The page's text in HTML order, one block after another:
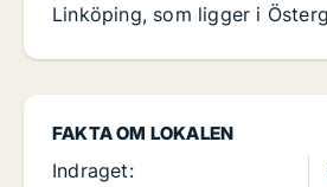
FAKTA OM LOKALEN
Indraget:
Linköping, som ligger i